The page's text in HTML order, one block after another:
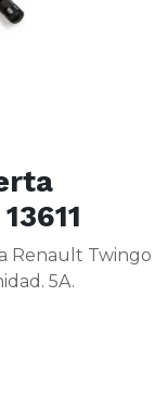
Renault Twingo
5A.